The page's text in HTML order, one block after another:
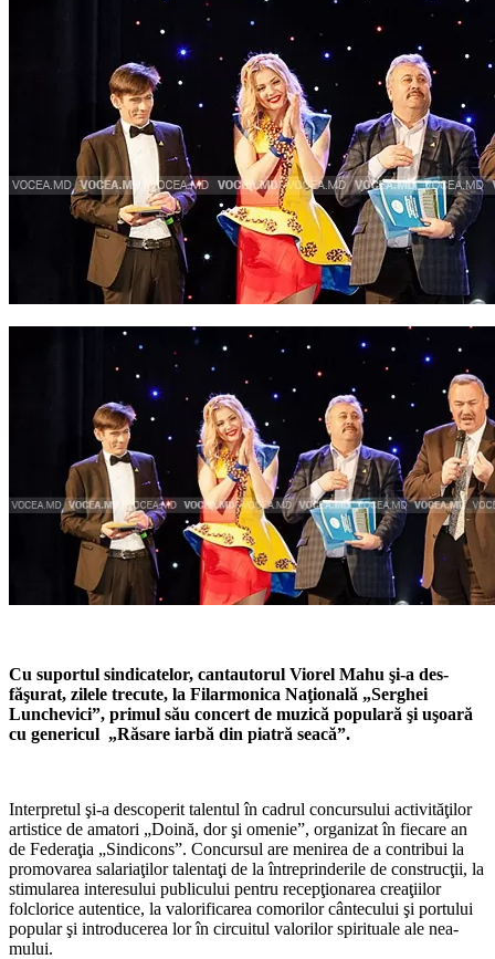
Cu suportul sindicatelor, can­tautorul Viorel Mahu şi-a des­
făşurat, zilele trecute, la Fi­larmonica Naţională „Serghei
Lunchevici”, primul său concert de muzică populară şi uşoară
cu genericul „Răsare iarbă din piatră seacă”.
Interpretul şi-a descoperit ta­lentul în cadrul concursului activi­tăţilor
artistice de amatori „Doină, dor şi omenie”, organizat în fiecare an
de Federaţia „Sindicons”. Con­cursul are menirea de a contribui la
promovarea salariaţilor talentaţi de la întreprinderile de construcţii, la
stimularea interesului publicu­lui pentru recepţionarea creaţiilor
folclorice autentice, la valorificarea comorilor cântecului şi portului
popular şi introducerea lor în cir­cuitul valorilor spirituale ale nea­
mului.